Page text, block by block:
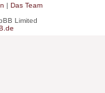
| Das Team
Limited